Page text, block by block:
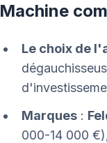
Machine
Le choix de
Marques :
000-14 000